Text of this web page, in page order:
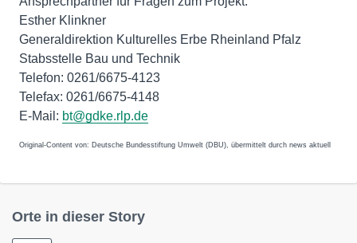
Esther Klinkner
Generaldirektion Kulturelles Erbe Rheinland Pfalz
Stabsstelle Bau und Technik
Telefon: 0261/6675-4123
Telefax: 0261/6675-4148
E-Mail: bt@gdke.rlp.de
Original-Content von: Deutsche Bundesstiftung Umwelt (DBU), übermittelt durch news aktuell
Orte in dieser Story